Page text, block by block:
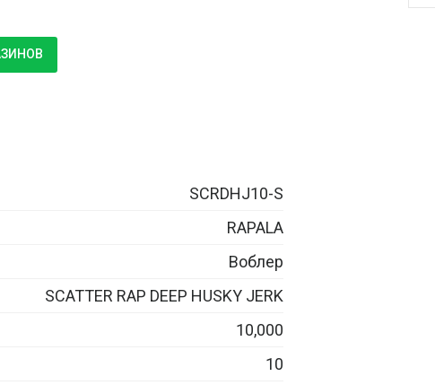
SCRDHJ10-S
RAPALA
Воблер
SCATTER RAP DEEP HUSKY JERK
10,000
10